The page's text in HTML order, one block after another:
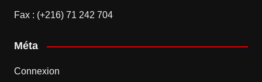
Fax : (+216) 71 242 704
Méta
Connexion